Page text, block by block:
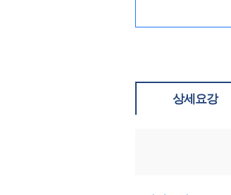
상세요강